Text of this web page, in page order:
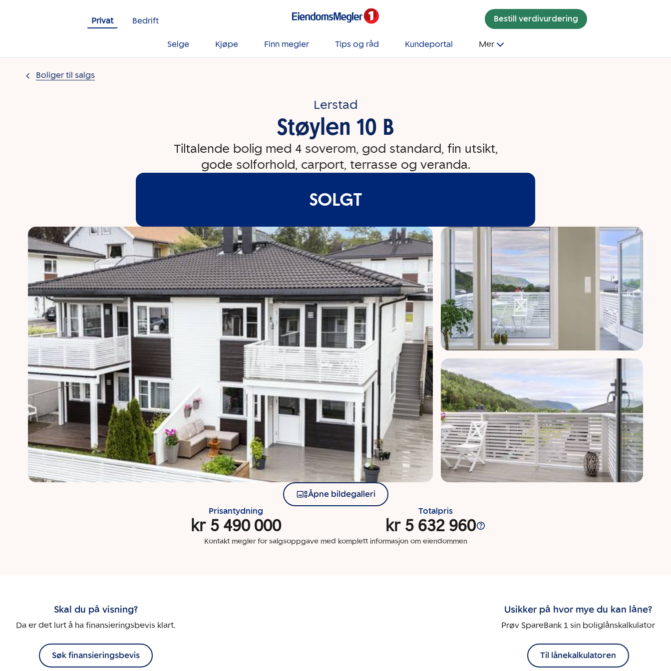
Privat
Bedrift Bestill verdivurdering
Selge Kjøpe Finn megler Tips og råd Kundeportal Mer
Boliger til salgs
Lerstad
Støylen 10 B
Tiltalende bolig med 4 soverom, god standard, fin utsikt,
gode solforhold, carport, terrasse og veranda.
SOLGT
Åpne bildegalleri
Prisantydning
kr 5 490 000
Totalpris
kr 5 632 960
Kontakt megler for salgsoppgave med komplett informasjon om eiendommen
Skal du på visning?
Da er det lurt å ha finansieringsbevis klart.
Søk finansieringsbevis
Usikker på hvor mye du kan låne?
Prøv SpareBank 1 sin boliglånskalkulator
Til lånekalkulatoren